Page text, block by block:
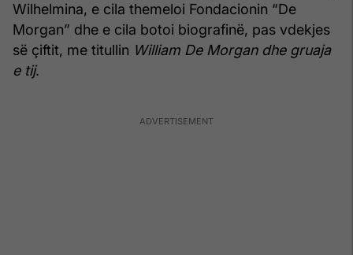
Wilhelmina, e cila themeloi Fondacionin “De
Morgan” dhe e cila botoi biografinë, pas vdekjes
së çiftit, me titullin William De Morgan dhe gruaja
e tij.